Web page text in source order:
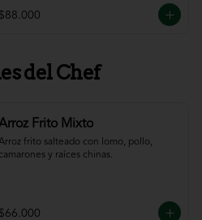
$88.000
del Chef
Frito Mixto
frito salteado con lomo, pollo,
camarones y raíces chinas.
$66.000